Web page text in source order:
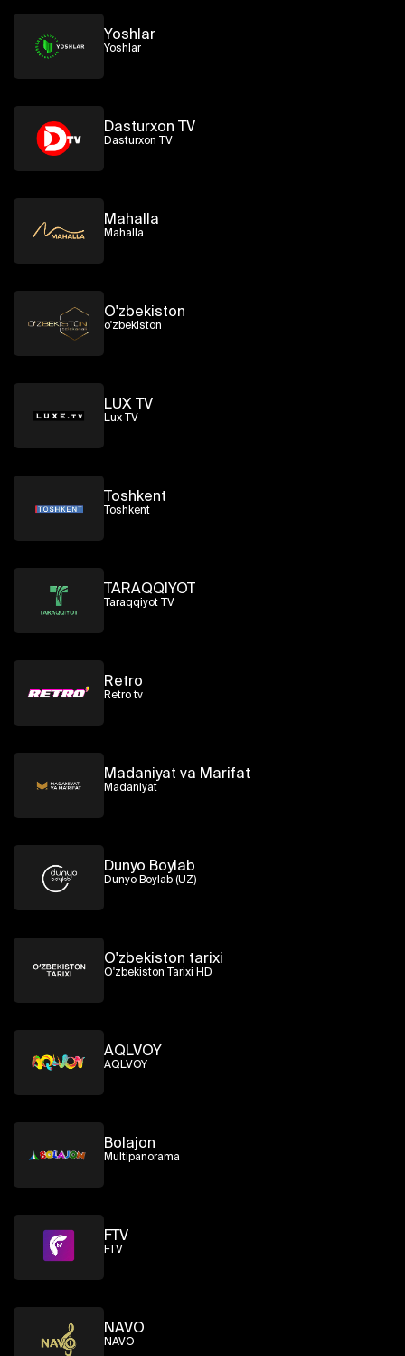
Yoshlar
Yoshlar
Dasturxon TV
Dasturxon TV
Mahalla
Mahalla
O'zbekiston
o'zbekiston
LUX TV
Lux TV
Toshkent
Toshkent
TARAQQIYOT
Taraqqiyot TV
Retro
Retro tv
Madaniyat va Marifat
Madaniyat
Dunyo Boylab
Dunyo Boylab (UZ)
O'zbekiston tarixi
O'zbekiston Tarixi HD
AQLVOY
AQLVOY
Bolajon
Multipanorama
FTV
FTV
NAVO
NAVO